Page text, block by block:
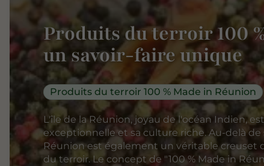
Produits du terroir 100
un savoir-faire unique
Produits du terroir 100 % Made in Réunion
L'île de la Réunion, joyau de l'océan Indien,
exceptionnelle et sa culture riche. Au-delà de
Réunion est également un véritable creuset
du terroir. Le concept de "100 % Made in